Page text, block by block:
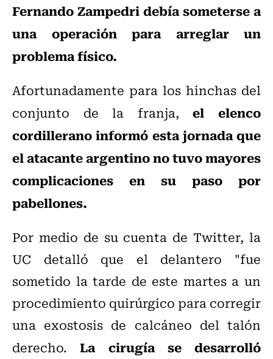
Fernando Zampedri debía someterse a
una operación para arreglar un
problema físico.
Afortunadamente para los hinchas del
conjunto de la franja,el elenco
cordillerano informó esta jornada que
el atacante argentino no tuvo mayores
complicaciones en su paso por
pabellones.
Por medio de su cuenta de Twitter, la
UC detalló que el delantero "fue
sometido la tarde de este martes a un
procedimiento quirúrgico para corregir
una exostosis de calcáneo del talón
derecho.La cirugía se desarrolló